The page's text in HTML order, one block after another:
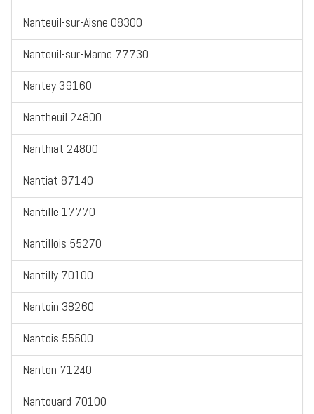
Nanteuil-sur-Aisne 08300
Nanteuil-sur-Marne 77730
Nantey 39160
Nantheuil 24800
Nanthiat 24800
Nantiat 87140
Nantille 17770
Nantillois 55270
Nantilly 70100
Nantoin 38260
Nantois 55500
Nanton 71240
Nantouard 70100